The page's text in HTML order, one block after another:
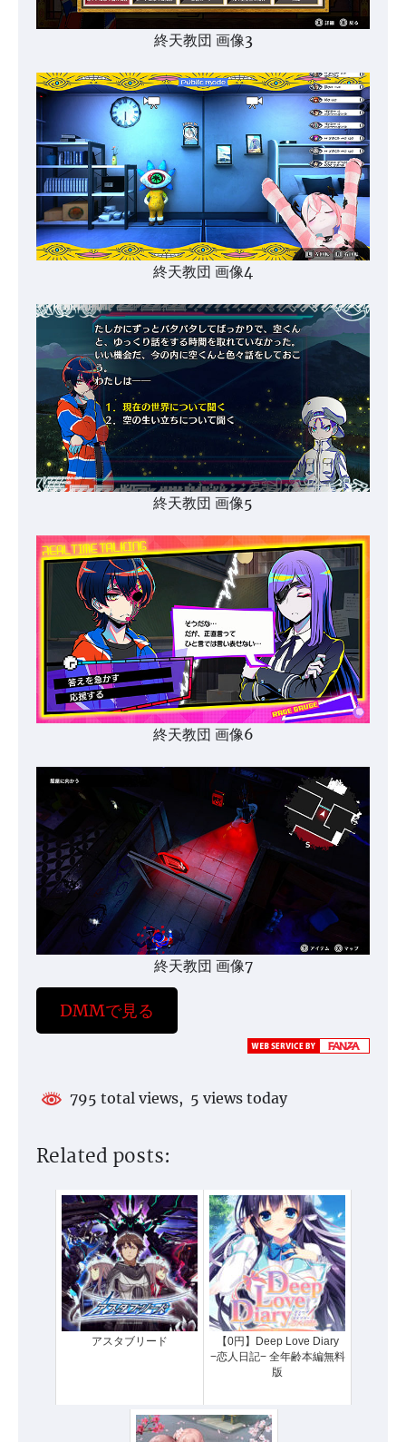
終天教団 画像3
終天教団 画像4
終天教団 画像5
終天教団 画像6
終天教団 画像7
DMMで見る
795 total views, 5 views today
Related posts:
アスタブリード
【0円】Deep Love Diary
−恋人日記− 全年齢本編無料
版